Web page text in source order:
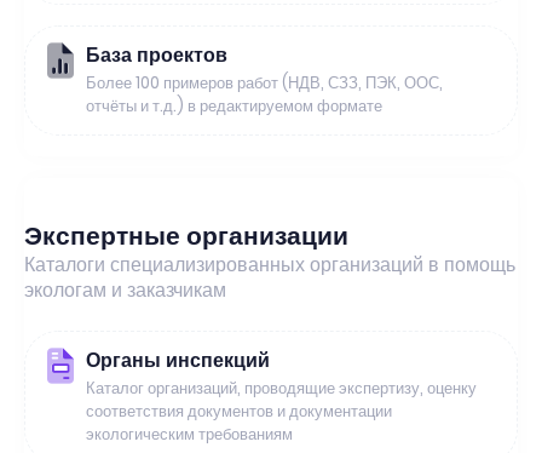
База проектов
Более 100 примеров работ (НДВ, СЗЗ, ПЭК, ООС,
отчёты и т.д.) в редактируемом формате
Экспертные организации
Каталоги специализированных организаций в помощь
экологам и заказчикам
Органы инспекций
Каталог организаций, проводящие экспертизу, оценку
соответствия документов и документации
экологическим требованиям